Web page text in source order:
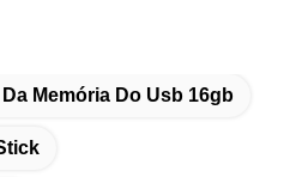
Da Memória Do Usb 16gb